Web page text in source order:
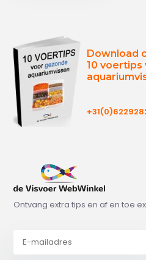
Download
10 voertips
Ontvang extra tips en af en toe